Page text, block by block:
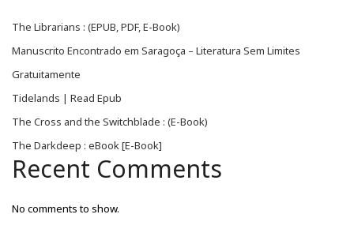
The Librarians : (EPUB, PDF, E-Book)
Manuscrito Encontrado em Saragoça – Literatura Sem Limites
Gratuitamente
Tidelands | Read Epub
The Cross and the Switchblade : (E-Book)
The Darkdeep : eBook [E-Book]
Recent Comments
No comments to show.